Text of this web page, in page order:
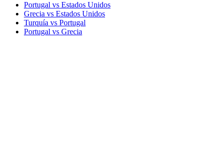
Portugal vs Estados Unidos
Grecia vs Estados Unidos
Turquía vs Portugal
Portugal vs Grecia